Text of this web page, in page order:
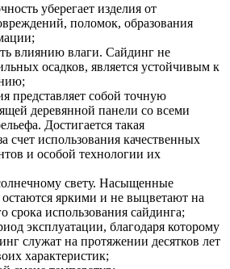
уберегает изделия от
поломок, образования
влиянию влаги. Сайдинг не
осадков, является устойчивым к
представляет собой точную
деревянной панели со всеми
Достигается такая
счет использования качественных
и особой технологии их
свету. Насыщенные
остаются яркими и не выцветают на
срока использования сайдинга;
эксплуатации, благодаря которому
служат на протяжении десятков лет
характеристик;